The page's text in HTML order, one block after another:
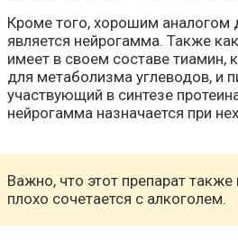
Кроме того, хорошим аналогом
является нейрогамма. Также
имеет в своем составе тиамин,
для метаболизма углеводов, и
участвующий в синтезе
нейрогамма назначается при
Важно, что этот препарат
плохо сочетается с алкоголем.